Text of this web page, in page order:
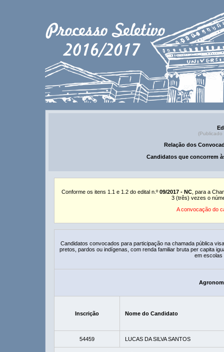
(Publicado
Relação dos
Candidatos que concorrem
Conforme os itens 1.1 e 1.2 do edital n.º 09/2017 - NC , para a
3 (três) vezes o
A convocação do
Candidatos convocados para participação na chamada pública
pretos, pardos ou indígenas, com renda familiar bruta per capita
em escolas
Inscrição Nome do Candidato
54459 LUCAS DA SILVA SANTOS